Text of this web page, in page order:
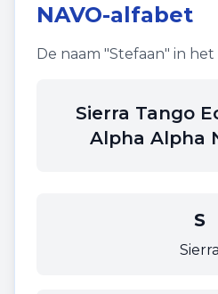
NAVO-alfabet
De naam "Stefaan" in het
Sierra Tango
Alpha Alpha
S
Sierra